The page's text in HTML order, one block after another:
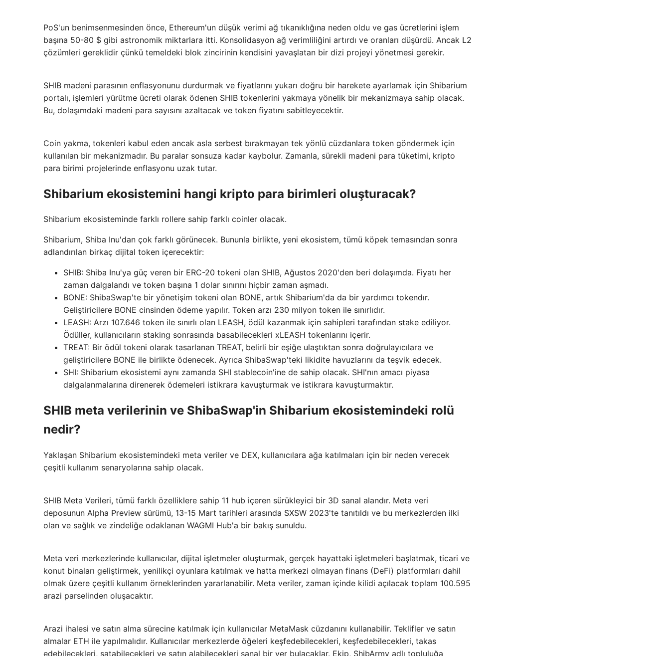
PoS'un benimsenmesinden önce, Ethereum'un düşük verimi ağ tıkanıklığına neden oldu ve gas ücretlerini işlem
başına 50-80 $ gibi astronomik miktarlara itti. Konsolidasyon ağ verimliliğini artırdı ve oranları düşürdü. Ancak L2
çözümleri gereklidir çünkü temeldeki blok zincirinin kendisini yavaşlatan bir dizi projeyi yönetmesi gerekir.
SHIB madeni parasının enflasyonunu durdurmak ve fiyatlarını yukarı doğru bir harekete ayarlamak için Shibarium
portalı, işlemleri yürütme ücreti olarak ödenen SHIB tokenlerini yakmaya yönelik bir mekanizmaya sahip olacak.
Bu, dolaşımdaki madeni para sayısını azaltacak ve token fiyatını sabitleyecektir.
Coin yakma, tokenleri kabul eden ancak asla serbest bırakmayan tek yönlü cüzdanlara token göndermek için
kullanılan bir mekanizmadır. Bu paralar sonsuza kadar kaybolur. Zamanla, sürekli madeni para tüketimi, kripto
para birimi projelerinde enflasyonu uzak tutar.
Shibarium ekosistemini hangi kripto para birimleri oluşturacak?
Shibarium ekosisteminde farklı rollere sahip farklı coinler olacak.
Shibarium, Shiba Inu'dan çok farklı görünecek. Bununla birlikte, yeni ekosistem, tümü köpek temasından sonra
adlandırılan birkaç dijital token içerecektir:
SHIB: Shiba Inu'ya güç veren bir ERC-20 tokeni olan SHIB, Ağustos 2020'den beri dolaşımda. Fiyatı her
zaman dalgalandı ve token başına 1 dolar sınırını hiçbir zaman aşmadı.
BONE: ShibaSwap'te bir yönetişim tokeni olan BONE, artık Shibarium'da da bir yardımcı tokendır.
Geliştiricilere BONE cinsinden ödeme yapılır. Token arzı 230 milyon token ile sınırlıdır.
LEASH: Arzı 107.646 token ile sınırlı olan LEASH, ödül kazanmak için sahipleri tarafından stake ediliyor.
Ödüller, kullanıcıların staking sonrasında basabilecekleri xLEASH tokenlarını içerir.
TREAT: Bir ödül tokeni olarak tasarlanan TREAT, belirli bir eşiğe ulaştıktan sonra doğrulayıcılara ve
geliştiricilere BONE ile birlikte ödenecek. Ayrıca ShibaSwap'teki likidite havuzlarını da teşvik edecek.
SHI: Shibarium ekosistemi aynı zamanda SHI stablecoin'ine de sahip olacak. SHI'nın amacı piyasa
dalgalanmalarına direnerek ödemeleri istikrara kavuşturmak ve istikrara kavuşturmaktır.
SHIB meta verilerinin ve ShibaSwap'in Shibarium ekosistemindeki rolü
nedir?
Yaklaşan Shibarium ekosistemindeki meta veriler ve DEX, kullanıcılara ağa katılmaları için bir neden verecek
çeşitli kullanım senaryolarına sahip olacak.
SHIB Meta Verileri, tümü farklı özelliklere sahip 11 hub içeren sürükleyici bir 3D sanal alandır. Meta veri
deposunun Alpha Preview sürümü, 13-15 Mart tarihleri ​​arasında SXSW 2023'te tanıtıldı ve bu merkezlerden ilki
olan ve sağlık ve zindeliğe odaklanan WAGMI Hub'a bir bakış sunuldu.
Meta veri merkezlerinde kullanıcılar, dijital işletmeler oluşturmak, gerçek hayattaki işletmeleri başlatmak, ticari ve
konut binaları geliştirmek, yenilikçi oyunlara katılmak ve hatta merkezi olmayan finans (DeFi) platformları dahil
olmak üzere çeşitli kullanım örneklerinden yararlanabilir. Meta veriler, zaman içinde kilidi açılacak toplam 100.595
arazi parselinden oluşacaktır.
Arazi ihalesi ve satın alma sürecine katılmak için kullanıcılar MetaMask cüzdanını kullanabilir. Teklifler ve satın
almalar ETH ile yapılmalıdır. Kullanıcılar merkezlerde öğeleri keşfedebilecekleri, keşfedebilecekleri, takas
edebilecekleri, satabilecekleri ve satın alabilecekleri sanal bir yer bulacaklar. Ekip, ShibArmy adlı topluluğa